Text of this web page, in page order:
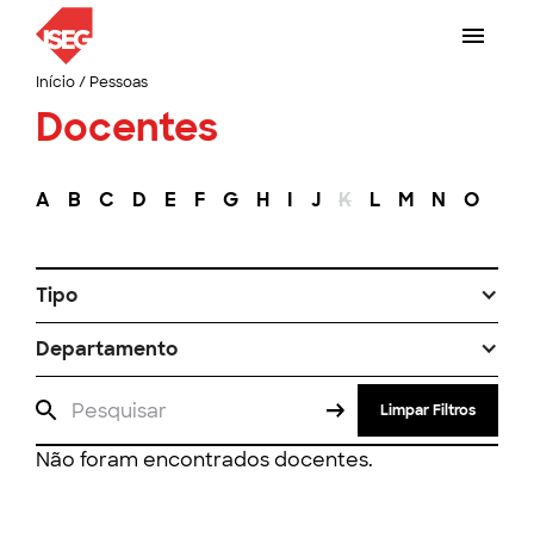
Início/ Pessoas
Docentes
A B C D E F G H I J K L M N O
Tipo
Departamento
Limpar Filtros
Não foram encontrados docentes.